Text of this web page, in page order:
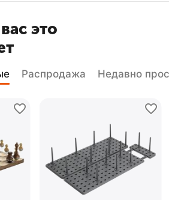
это
Распродажа Недавно